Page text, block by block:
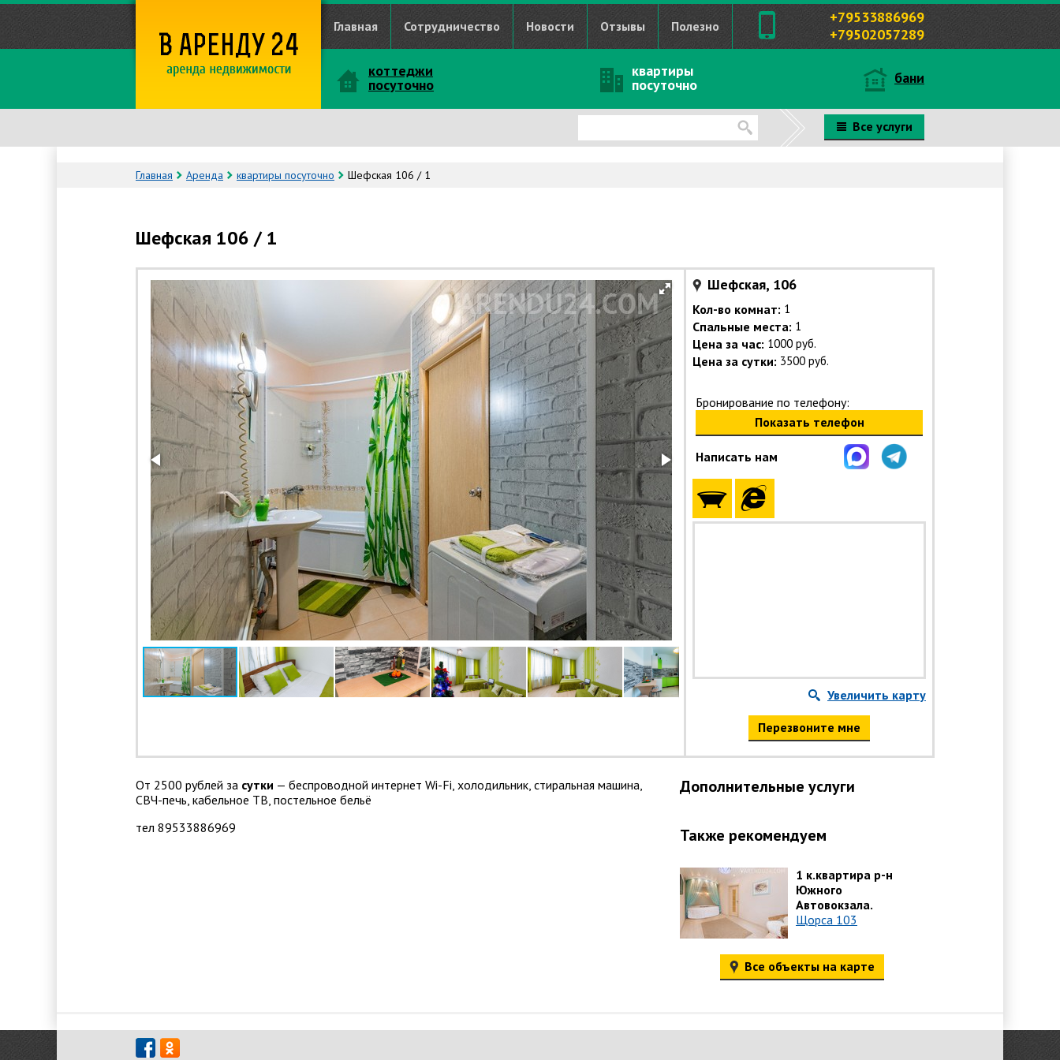
Главная Сотрудничество Новости Отзывы Полезно
+79533886969
+79502057289
коттеджи
посуточно
квартиры
посуточно бани
Все услуги
Главная Аренда квартиры посуточно Шефская 106 / 1
Шефская 106 / 1
Шефская, 106
Кол-во комнат: 1
Спальные места: 1
Цена за час: 1000 руб.
Цена за сутки: 3500 руб.
Бронирование по телефону:
Показать телефон
Написать нам
Увеличить карту
Перезвоните мне
От 2500 рублей за сутки — беспроводной интернет Wi-Fi, холодильник, стиральная машина,
СВЧ-печь, кабельное ТВ, постельное бельё
тел 89533886969
Дополнительные услуги
Также рекомендуем
1 к.квартира р-н
Южного
Автовокзала.
Щорса 103
Все объекты на карте